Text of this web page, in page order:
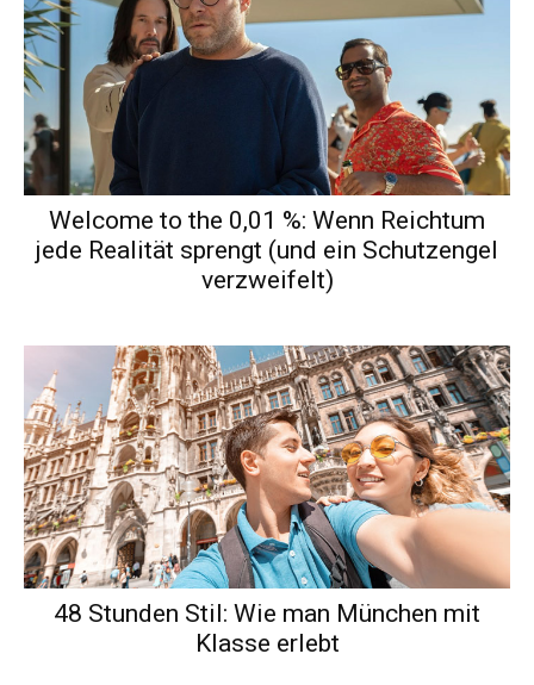
Welcome to the 0,01 %: Wenn Reichtum
jede Realität sprengt (und ein Schutzengel
verzweifelt)
48 Stunden Stil: Wie man München mit
Klasse erlebt